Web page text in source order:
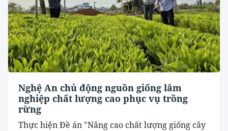
Nghệ An chủ động nguồn giống lâm
nghiệp chất lượng cao phục vụ trồng
rừng
Thực hiện Đề án "Nâng cao chất lượng giống cây